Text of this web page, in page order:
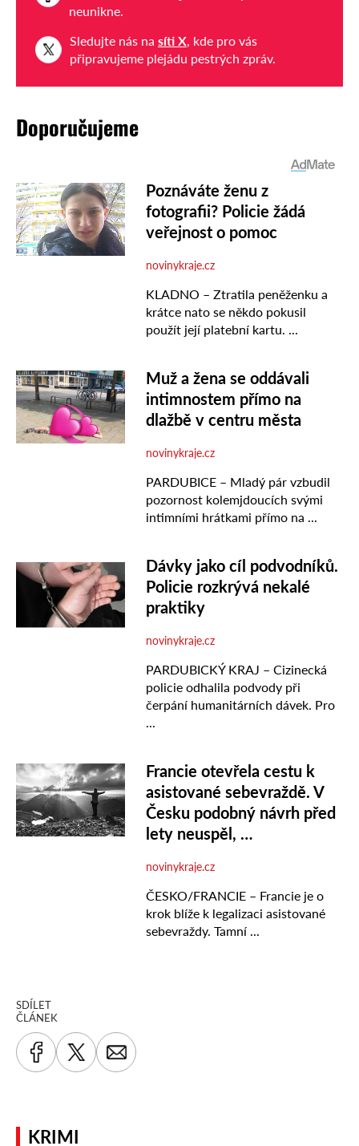
SDÍLET
ČLÁNEK
neunikne.
Sledujte nás na síti X, kde pro vás
připravujeme plejádu pestrých zpráv.
Doporučujeme
KRIMI